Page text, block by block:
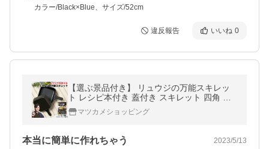
カラー/Black×Blue、サイズ/52cm
違反報告 いいね 0
【選ぶ景品付き】 リュウジの万能スキレッ
ト レシピ本付き 蓋付き スキレット 四角 電
子レンジ も 直火調理 料理研究家
マツカメショッピング
本当に簡単に作れちゃう 2023/5/13